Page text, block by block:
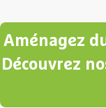
Aménagez
Découvrez